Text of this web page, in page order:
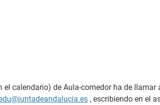
calendario) de Aula-comedor ha de llamar
, escribiendo en el